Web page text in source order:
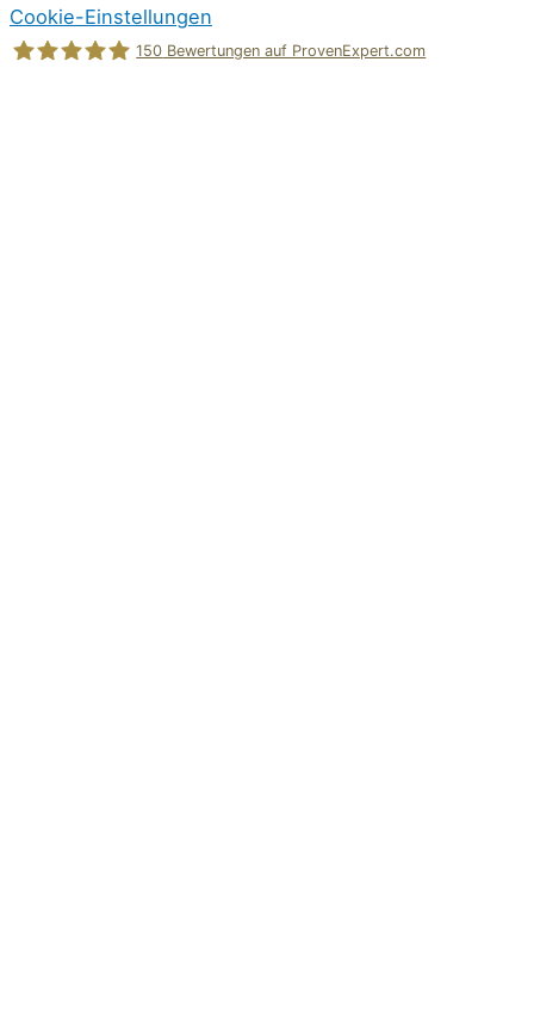
Cookie-Einstellungen
150 Bewertungen auf ProvenExpert.com